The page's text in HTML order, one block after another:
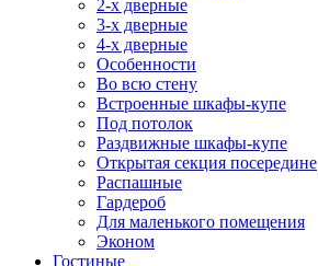
2-х дверные
3-х дверные
4-х дверные
Особенности
Во всю стену
Встроенные шкафы-купе
Под потолок
Раздвижные шкафы-купе
Открытая секция посередине
Распашные
Гардероб
Для маленького помещения
Эконом
Гостиные